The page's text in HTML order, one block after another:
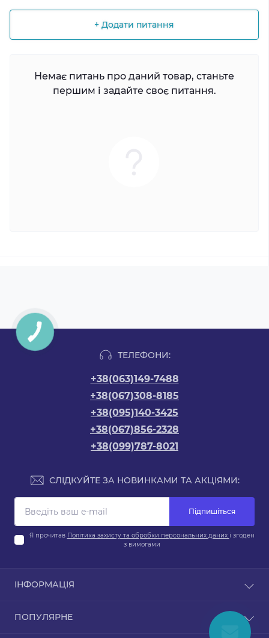
+ Додати питання
Немає питань про даний товар, станьте
першим і задайте своє питання.
ТЕЛЕФОНИ:
+38(063)149-7488
+38(067)308-8185
+38(095)140-3425
+38(067)856-2328
+38(099)787-8021
СЛІДКУЙТЕ ЗА НОВИНКАМИ ТА АКЦІЯМИ:
Підпишіться
Я прочитав Політика захисту та обробки персональних даних і згоден
з вимогами
ІНФОРМАЦІЯ
Доставка та оплата
ПОПУЛЯРНЕ